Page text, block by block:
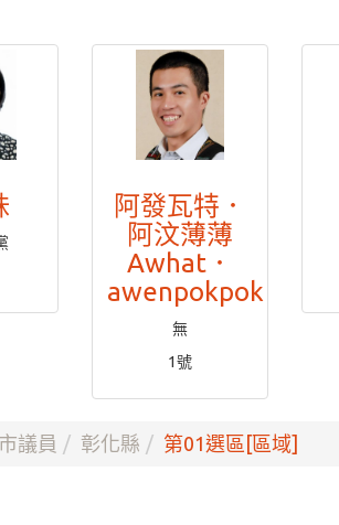
阿發瓦特．
阿汶薄薄
Awhat．
awenpokpok
無
1號
議員 彰化縣 第01選區[區域]